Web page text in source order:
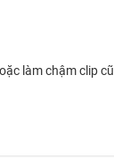
làm chậm clip